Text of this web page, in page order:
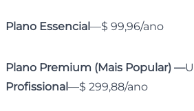
Plano Essencial—$ 99,96/ano
Plano Premium (Mais Popular) —
Profissional—$ 299,88/ano